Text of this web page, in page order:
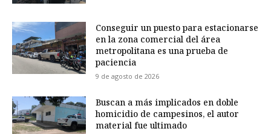
Conseguir un puesto para estacionarse
en la zona comercial del área
metropolitana es una prueba de
paciencia
9 de agosto de 2026
Buscan a más implicados en doble
homicidio de campesinos, el autor
material fue ultimado